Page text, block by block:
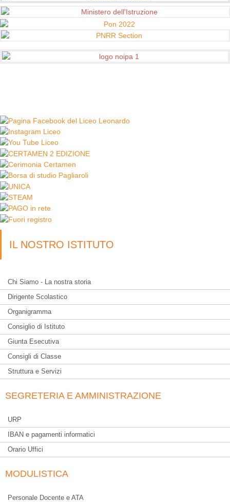
IL NOSTRO ISTITUTO
Chi Siamo - La nostra storia
Dirigente Scolastico
Organigramma
Consiglio di Istituto
Giunta Esecutiva
Consigli di Classe
Struttura e Servizi
SEGRETERIA E AMMINISTRAZIONE
URP
IBAN e pagamenti informatici
Orario Uffici
MODULISTICA
Personale Docente e ATA